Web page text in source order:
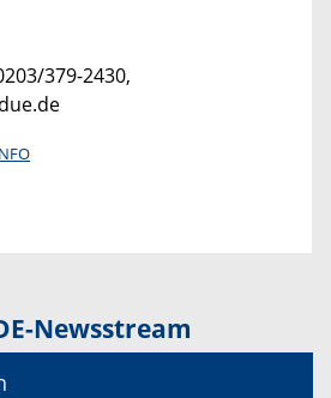
379-2430,
Newsstream